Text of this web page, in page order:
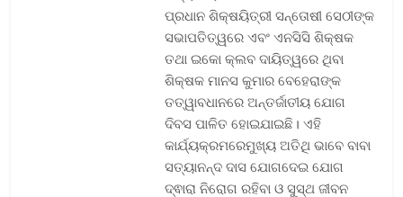
ପ୍ରଧାନ ଶିକ୍ଷୟିତ୍ରୀ ସନ୍ତୋଷୀ ସେଠୀଙ୍କ
ସଭାପତିତ୍ୱରେ ଏବଂ ଏନସିସି ଶିକ୍ଷକ
ତଥା ଇକୋ କ୍ଲବ ଦାୟିତ୍ୱରେ ଥିବା
ଶିକ୍ଷକ ମାନସ କୁମାର ବେହେରାଙ୍କ
ତତ୍ୱାବଧାନରେ ଅନ୍ତର୍ଜାତୀୟ ଯୋଗ
ଦିବସ ପାଳିତ ହୋଇଯାଇଛି। ଏହି
କାର୍ଯ୍ୟକ୍ରମରେମୁଖ୍ୟ ଅତିଥି ଭାବେ ବାବା
ସତ୍ୟାନନ୍ଦ ଦାସ ଯୋଗଦେଇ ଯୋଗ
ଦ୍ଵାରା ନିରୋଗ ରହିବା ଓ ସୁସ୍ଥ ଜୀବନ